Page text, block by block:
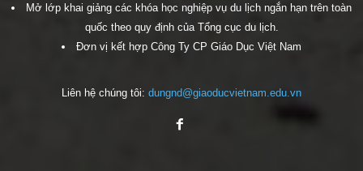
Mở lớp khai giảng các khóa học nghiệp vụ du lịch ngắn hạn trên toàn
quốc theo quy định của Tổng cục du lịch.
Đơn vị kết hợp Công Ty CP Giáo Dục Việt Nam
Liên hệ chúng tôi: dungnd@giaoducvietnam.edu.vn